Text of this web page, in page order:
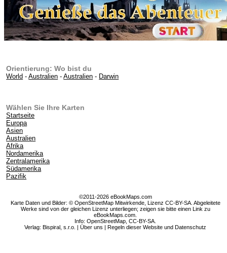
Orientierung: Wo bist du
World -Australien -Australien - Darwin
Wählen Sie Ihre Karten
Startseite
Europa
Asien
Australien
Afrika
Nordamerika
Zentralamerika
Südamerika
Pazifik
©2011-2026 eBookMaps.com
Karte Daten und Bilder: © OpenStreetMap Mitwirkende, Lizenz CC-BY-SA. Abgeleitete
Werke sind von der gleichen Lizenz unterliegen; zeigen sie bitte einen Link zu
eBookMaps.com.
Info:OpenStreetMap ,CC-BY-SA
Verlag: Bispiral, s.r.o. |Über uns |Regeln dieser Website und Datenschutz